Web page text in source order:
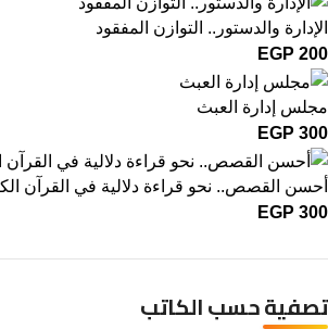
الإدارة والدستور.. التوازن المفقود
EGP 200
مجلس إدارة العبث
EGP 300
أحسن القصص.. نحو قراءة دلالية في القرآن
EGP 300
تصفية حسب الكاتب